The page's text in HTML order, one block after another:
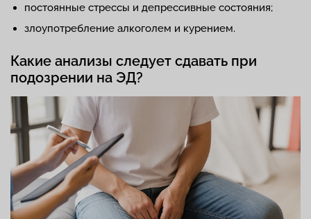
постоянные стрессы и депрессивные состояния;
злоупотребление алкоголем и курением.
Какие анализы следует сдавать при
подозрении на ЭД?